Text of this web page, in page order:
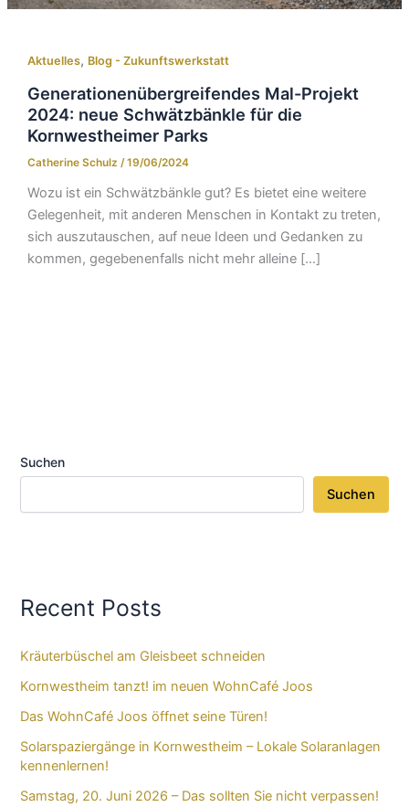
Aktuelles, Blog - Zukunftswerkstatt
Generationenübergreifendes Mal-Projekt
2024: neue Schwätzbänkle für die
Kornwestheimer Parks
Catherine Schulz /19/06/2024
Wozu ist ein Schwätzbänkle gut? Es bietet eine weitere
Gelegenheit, mit anderen Menschen in Kontakt zu treten,
sich auszutauschen, auf neue Ideen und Gedanken zu
kommen, gegebenenfalls nicht mehr alleine […]
Suchen
Suchen
Recent Posts
Kräuterbüschel am Gleisbeet schneiden
Kornwestheim tanzt! im neuen WohnCafé Joos
Das WohnCafé Joos öffnet seine Türen!
Solarspaziergänge in Kornwestheim – Lokale Solaranlagen
kennenlernen!
Samstag, 20. Juni 2026 – Das sollten Sie nicht verpassen!